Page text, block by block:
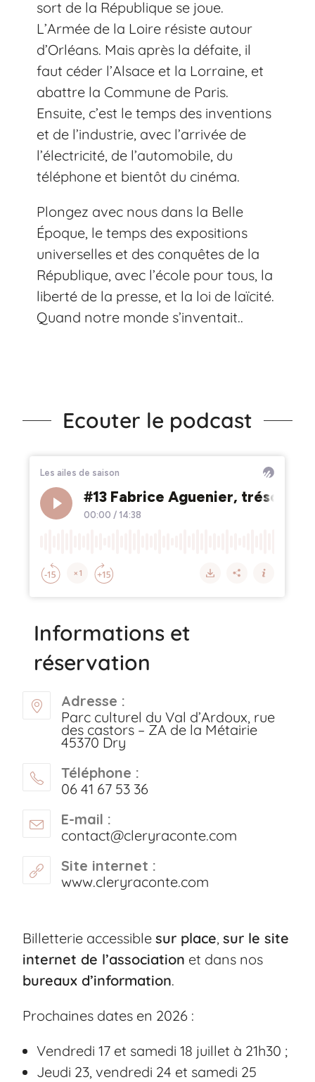
sort de la République se joue.
L’Armée de la Loire résiste autour
d’Orléans. Mais après la défaite, il
faut céder l’Alsace et la Lorraine, et
abattre la Commune de Paris.
Ensuite, c’est le temps des inventions
et de l’industrie, avec l’arrivée de
l’électricité, de l’automobile, du
téléphone et bientôt du cinéma.
Plongez avec nous dans la Belle
Époque, le temps des expositions
universelles et des conquêtes de la
République, avec l’école pour tous, la
liberté de la presse, et la loi de laïcité.
Quand notre monde s’inventait..
Ecouter le podcast
Informations et
réservation
Adresse :
Parc culturel du Val d’Ardoux, rue
des castors – ZA de la Métairie
45370 Dry
Téléphone :
06 41 67 53 36
E-mail :
contact@cleryraconte.com
Site internet :
www.cleryraconte.com
Billetterie accessiblesur place,sur le site
internet de l’association et dans nos
bureaux d’information.
Prochaines dates en 2026 :
Vendredi 17 et samedi 18 juillet à 21h30 ;
Jeudi 23, vendredi 24 et samedi 25